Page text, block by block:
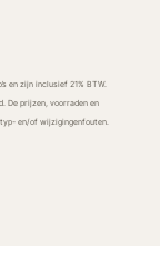
en zijn inclusief 21% BTW.
De prijzen, voorraden en
en/of wijzigingenfouten.